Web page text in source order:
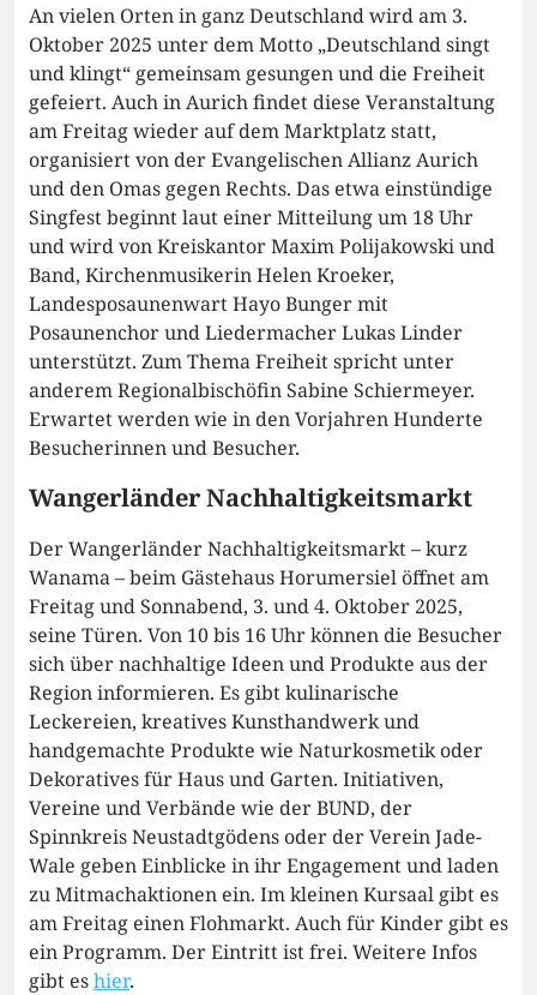
An vielen Orten in ganz Deutschland wird am 3.
Oktober 2025 unter dem Motto „Deutschland singt
und klingt“ gemeinsam gesungen und die Freiheit
gefeiert. Auch in Aurich findet diese Veranstaltung
am Freitag wieder auf dem Marktplatz statt,
organisiert von der Evangelischen Allianz Aurich
und den Omas gegen Rechts. Das etwa einstündige
Singfest beginnt laut einer Mitteilung um 18 Uhr
und wird von Kreiskantor Maxim Polijakowski und
Band, Kirchenmusikerin Helen Kroeker,
Landesposaunenwart Hayo Bunger mit
Posaunenchor und Liedermacher Lukas Linder
unterstützt. Zum Thema Freiheit spricht unter
anderem Regionalbischöfin Sabine Schiermeyer.
Erwartet werden wie in den Vorjahren Hunderte
Besucherinnen und Besucher.
Wangerländer Nachhaltigkeitsmarkt
Der Wangerländer Nachhaltigkeitsmarkt – kurz
Wanama – beim Gästehaus Horumersiel öffnet am
Freitag und Sonnabend, 3. und 4. Oktober 2025,
seine Türen. Von 10 bis 16 Uhr können die Besucher
sich über nachhaltige Ideen und Produkte aus der
Region informieren. Es gibt kulinarische
Leckereien, kreatives Kunsthandwerk und
handgemachte Produkte wie Naturkosmetik oder
Dekoratives für Haus und Garten. Initiativen,
Vereine und Verbände wie der BUND, der
Spinnkreis Neustadtgödens oder der Verein Jade-
Wale geben Einblicke in ihr Engagement und laden
zu Mitmachaktionen ein. Im kleinen Kursaal gibt es
am Freitag einen Flohmarkt. Auch für Kinder gibt es
ein Programm. Der Eintritt ist frei. Weitere Infos
gibt eshier.